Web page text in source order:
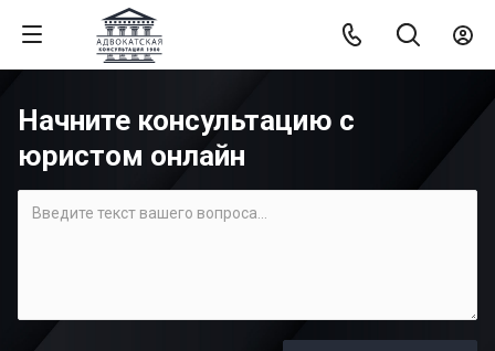
Начните консультацию с
юристом онлайн